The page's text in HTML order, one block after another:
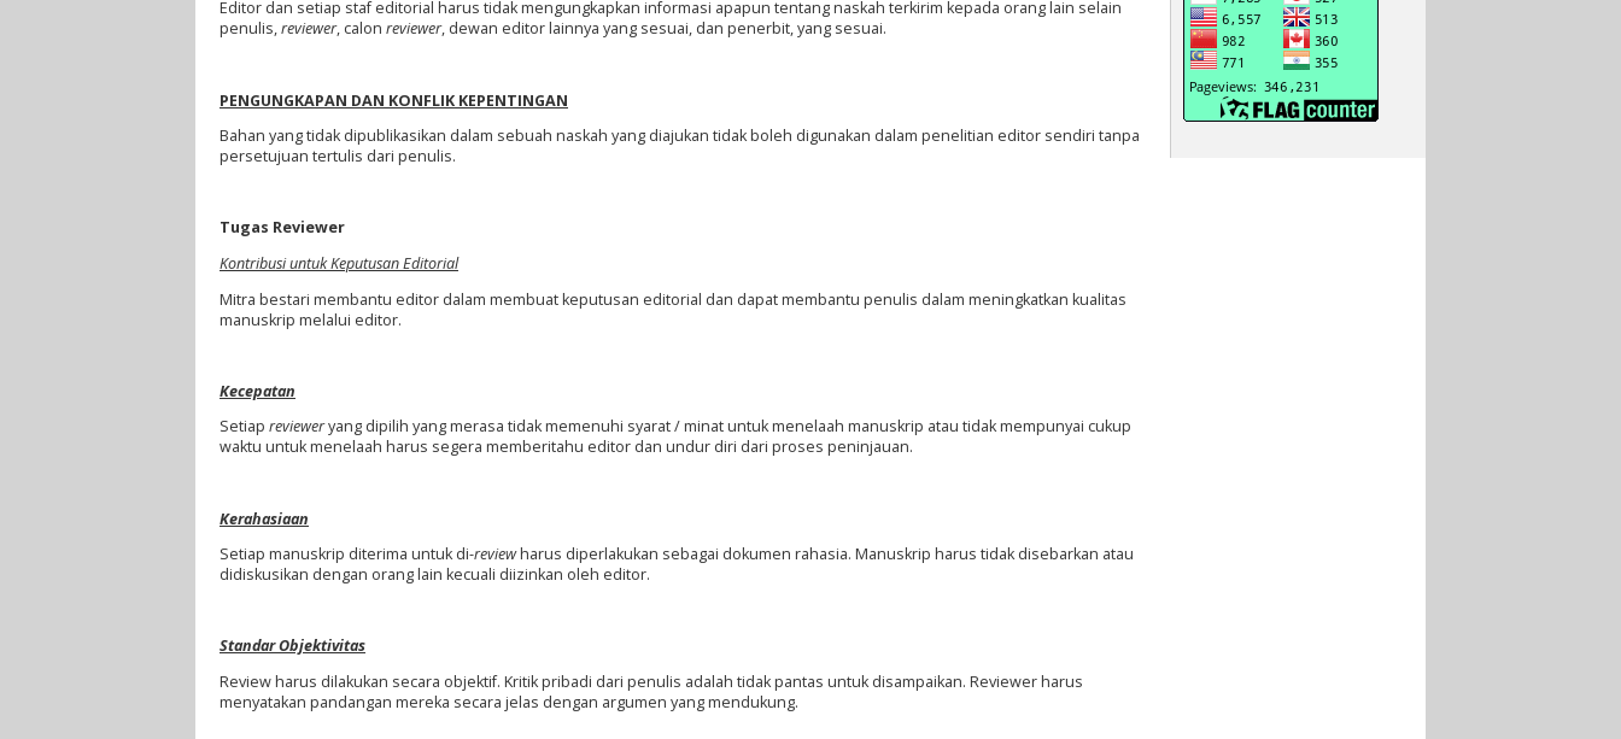
Editor dan setiap staf editorial harus tidak mengungkapkan informasi apapun tentang naskah terkirim kepada orang lain selain
penulis,reviewer, calon reviewer, dewan editor lainnya yang sesuai, dan penerbit, yang sesuai.
PENGUNGKAPAN DAN KONFLIK KEPENTINGAN
Bahan yang tidak dipublikasikan dalam sebuah naskah yang diajukan tidak boleh digunakan dalam penelitian editor sendiri tanpa
persetujuan tertulis dari penulis.
Tugas Reviewer
Kontribusi untuk Keputusan Editorial
Mitra bestari membantu editor dalam membuat keputusan editorial dan dapat membantu penulis dalam meningkatkan kualitas
manuskrip melalui editor.
Kecepatan
Setiap revieweryang dipilih yang merasa tidak memenuhi syarat / minat untuk menelaah manuskrip atau tidak mempunyai cukup
waktu untuk menelaah harus segera memberitahu editor dan undur diri dari proses peninjauan.
Kerahasiaan
Setiap manuskrip diterima untuk di-reviewharus diperlakukan sebagai dokumen rahasia. Manuskrip harus tidak disebarkan atau
didiskusikan dengan orang lain kecuali diizinkan oleh editor.
Standar Objektivitas
Review harus dilakukan secara objektif. Kritik pribadi dari penulis adalah tidak pantas untuk disampaikan. Reviewer harus
menyatakan pandangan mereka secara jelas dengan argumen yang mendukung.